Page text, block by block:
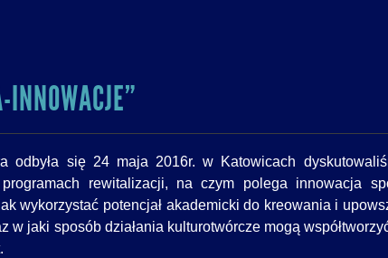
odbyła się 24 maja 2016r. w Katowicach
rewitalizacji, na czym polega innowacja
wykorzystać potencjał akademicki do kreowania i
w jaki sposób działania kulturotwórcze mogą